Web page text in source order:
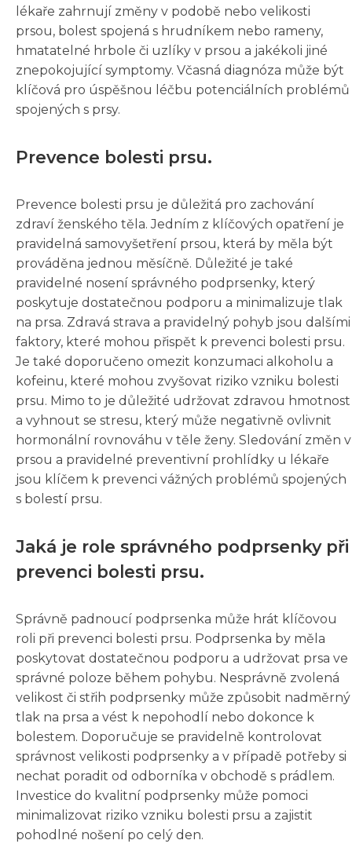
lékaře zahrnují změny v podobě nebo velikosti
prsou, bolest spojená s hrudníkem nebo rameny,
hmatatelné hrbole či uzlíky v prsou a jakékoli jiné
znepokojující symptomy. Včasná diagnóza může být
klíčová pro úspěšnou léčbu potenciálních problémů
spojených s prsy.
Prevence bolesti prsu.
Prevence bolesti prsu je důležitá pro zachování
zdraví ženského těla. Jedním z klíčových opatření je
pravidelná samovyšetření prsou, která by měla být
prováděna jednou měsíčně. Důležité je také
pravidelné nosení správného podprsenky, který
poskytuje dostatečnou podporu a minimalizuje tlak
na prsa. Zdravá strava a pravidelný pohyb jsou dalšími
faktory, které mohou přispět k prevenci bolesti prsu.
Je také doporučeno omezit konzumaci alkoholu a
kofeinu, které mohou zvyšovat riziko vzniku bolesti
prsu. Mimo to je důležité udržovat zdravou hmotnost
a vyhnout se stresu, který může negativně ovlivnit
hormonální rovnováhu v těle ženy. Sledování změn v
prsou a pravidelné preventivní prohlídky u lékaře
jsou klíčem k prevenci vážných problémů spojených
s bolestí prsu.
Jaká je role správného podprsenky při
prevenci bolesti prsu.
Správně padnoucí podprsenka může hrát klíčovou
roli při prevenci bolesti prsu. Podprsenka by měla
poskytovat dostatečnou podporu a udržovat prsa ve
správné poloze během pohybu. Nesprávně zvolená
velikost či střih podprsenky může způsobit nadměrný
tlak na prsa a vést k nepohodlí nebo dokonce k
bolestem. Doporučuje se pravidelně kontrolovat
správnost velikosti podprsenky a v případě potřeby si
nechat poradit od odborníka v obchodě s prádlem.
Investice do kvalitní podprsenky může pomoci
minimalizovat riziko vzniku bolesti prsu a zajistit
pohodlné nošení po celý den.